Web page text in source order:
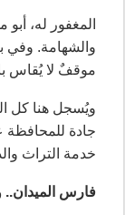
والشهامة. وفي
موقفٌ لا يُقاس
ويُسجل هنا كل
جادة للمحافظة
خدمة التراث
فارس